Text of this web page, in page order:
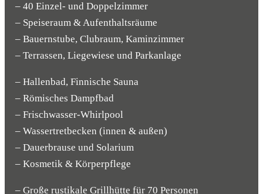
– 40 Einzel- und Doppelzimmer
– Speiseraum & Aufenthaltsräume
– Bauernstube, Clubraum, Kaminzimmer
– Terrassen, Liegewiese und Parkanlage
– Hallenbad, Finnische Sauna
– Römisches Dampfbad
– Frischwasser-Whirlpool
– Wassertretbecken (innen & außen)
– Dauerbrause und Solarium
– Kosmetik & Körperpflege
– Große rustikale Grillhütte für 70 Personen